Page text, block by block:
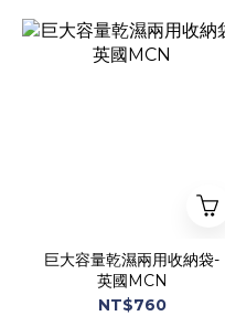
巨大容量乾濕兩用收納袋-
英國MCN
NT$760